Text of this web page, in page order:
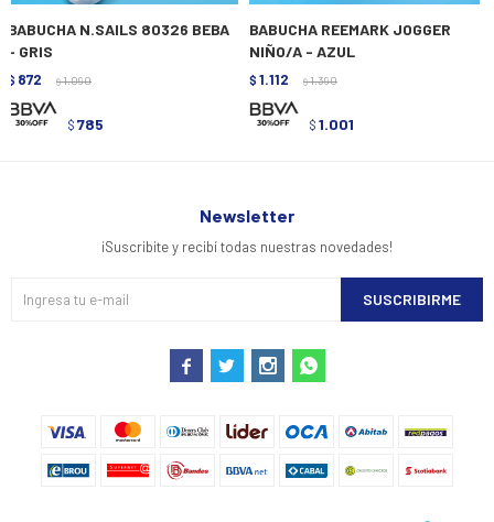
BABUCHA N.SAILS 80326 BEBA
- GRIS
$ 872 $ 1.090
$ 785
BABUCHA REEMARK JOGGER
NIÑO/A - AZUL
$ 1.112 $ 1.390
$ 1.001
Newsletter
¡Suscribite y recibí todas nuestras novedades!
SUSCRIBIRME
   